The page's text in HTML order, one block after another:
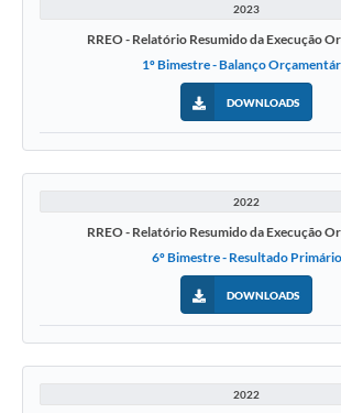
2023
RREO - Relatório Resumido da Execução
1º Bimestre - Balanço
DOWNLOADS
2022
RREO - Relatório Resumido da Execução
6º Bimestre - Resultado Primário
DOWNLOADS
2022